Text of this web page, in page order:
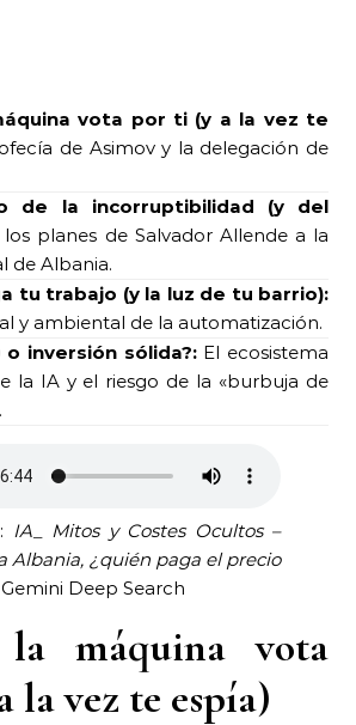
vota por ti (y a la vez te
de Asimov y la delegación de
de la incorruptibilidad (y del
los planes de Salvador Allende a la
de Albania.
tu trabajo (y la luz de tu barrio):
y ambiental de la automatización.
o inversión sólida?:El ecosistema
la IA y el riesgo de la «burbuja de
IA_ Mitos y Costes Ocultos –
Albania, ¿quién paga el precio
Deep Search
la máquina vota
la vez te espía)